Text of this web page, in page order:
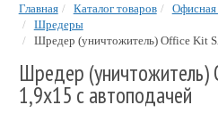
Главная Каталог товаров
Офисная
Шредеры
Шредер (уничтожитель) Office Kit
Шредер
1,9х15 с автоподачей